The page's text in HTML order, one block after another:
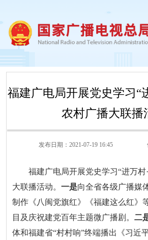
福建广电局开展党史学习“
农村广播大联播
发布日期：2021-07-19 16:45
福建广电局开展党史学习“进万村
大联播活动。一是向全省各级广播媒
制作《八闽党旗红》《福建这么红》
目及庆祝建党百年主题微广播剧。二
体和福建省“村村响”终端播出《习近